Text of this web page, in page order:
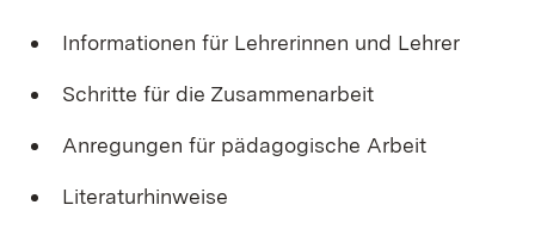
Informationen für Lehrerinnen und Lehrer
Schritte für die Zusammenarbeit
Anregungen für pädagogische Arbeit
Literaturhinweise